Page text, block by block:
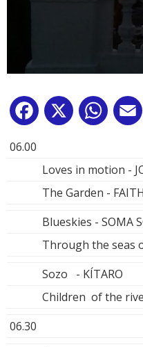
Facebook
X
06.00
Loves in motion -
The Garden -
Blueskies - SOMA
Through the seas
Sozo - KÍTARO
Children of the
06.30